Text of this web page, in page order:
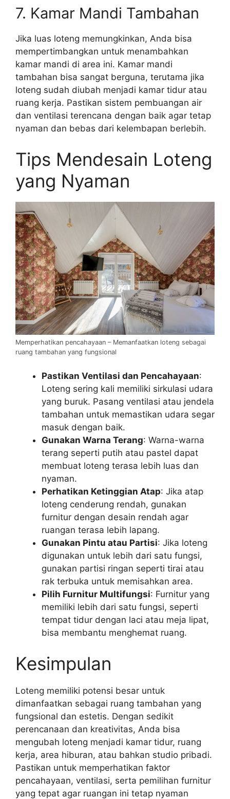
7. Kamar Mandi Tambahan
Jika luas loteng memungkinkan, Anda bisa
mempertimbangkan untuk menambahkan
kamar mandi di area ini. Kamar mandi
tambahan bisa sangat berguna, terutama jika
loteng sudah diubah menjadi kamar tidur atau
ruang kerja. Pastikan sistem pembuangan air
dan ventilasi terencana dengan baik agar tetap
nyaman dan bebas dari kelembapan berlebih.
Tips Mendesain Loteng
yang Nyaman
Memperhatikan pencahayaan – Memanfaatkan loteng sebagai
ruang tambahan yang fungsional
Pastikan Ventilasi dan Pencahayaan:
Loteng sering kali memiliki sirkulasi udara
yang buruk. Pasang ventilasi atau jendela
tambahan untuk memastikan udara segar
masuk dengan baik.
Gunakan Warna Terang: Warna-warna
terang seperti putih atau pastel dapat
membuat loteng terasa lebih luas dan
nyaman.
Perhatikan Ketinggian Atap: Jika atap
loteng cenderung rendah, gunakan
furnitur dengan desain rendah agar
ruangan terasa lebih lapang.
Gunakan Pintu atau Partisi: Jika loteng
digunakan untuk lebih dari satu fungsi,
gunakan partisi ringan seperti tirai atau
rak terbuka untuk memisahkan area.
Pilih Furnitur Multifungsi: Furnitur yang
memiliki lebih dari satu fungsi, seperti
tempat tidur dengan laci atau meja lipat,
bisa membantu menghemat ruang.
Kesimpulan
Loteng memiliki potensi besar untuk
dimanfaatkan sebagai ruang tambahan yang
fungsional dan estetis. Dengan sedikit
perencanaan dan kreativitas, Anda bisa
mengubah loteng menjadi kamar tidur, ruang
kerja, area hiburan, atau bahkan studio pribadi.
Pastikan untuk memperhatikan faktor
pencahayaan, ventilasi, serta pemilihan furnitur
yang tepat agar ruangan ini tetap nyaman